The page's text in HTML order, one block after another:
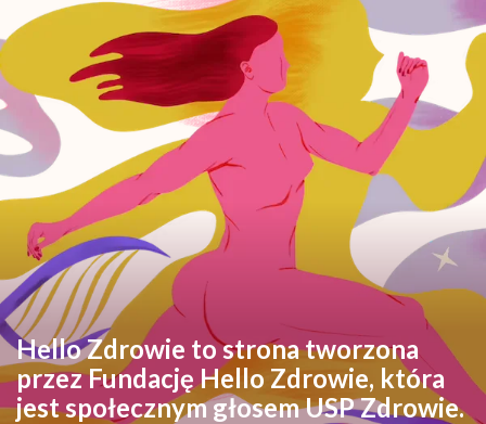
Hello Zdrowie to strona tworzona
przez Fundację Hello Zdrowie, która
jest społecznym głosem USP Zdrowie.